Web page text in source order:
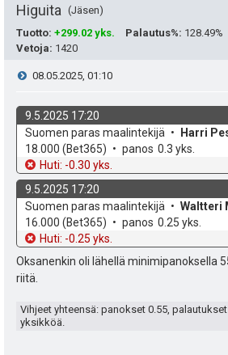
Higuita
Jäsen
Tuotto: +299.02 yks. Palautus%: 128.49%
Vetoja: 1420
V
i
e
s
t
i
08.05.2025, 01:10
9.5.2025 17:20
k
o
h
d
e
Suomen paras maalintekijä
v
e
o
Harri
18.000 (Bet365) panos 0.3 yks.
Huti: -0.30 yks.
9.5.2025 17:20
k
o
h
d
Suomen paras maalintekijä
v
e
Waltteri
16.000 (Bet365) panos 0.25 yks.
Huti: -0.25 yks.
Oksanenkin oli lähellä minimipanoksella
riitä.
Vihjeet yhteensä: panokset 0.55 , palautukset
yksikköä.